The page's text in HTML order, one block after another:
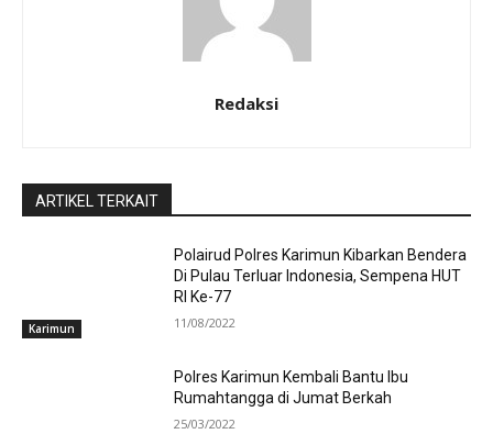
Redaksi
ARTIKEL TERKAIT
Karimun
Polairud Polres Karimun Kibarkan Bendera
Di Pulau Terluar Indonesia, Sempena HUT
RI Ke-77
11/08/2022
Polres Karimun Kembali Bantu Ibu
Rumahtangga di Jumat Berkah
25/03/2022